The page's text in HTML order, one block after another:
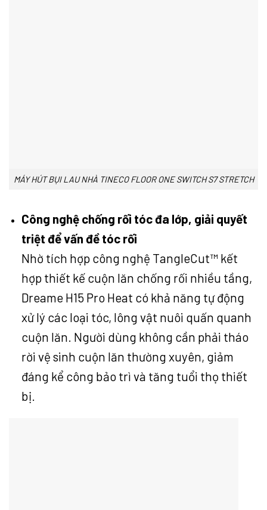
MÁY HÚT BỤI LAU NHÀ TINECO FLOOR ONE SWITCH S7 STRETCH
Công nghệ chống rối tóc đa lớp, giải quyết
triệt để vấn đề tóc rối
Nhờ tích hợp công nghệ TangleCut™ kết
hợp thiết kế cuộn lăn chống rối nhiều tầng,
Dreame H15 Pro Heat có khả năng tự động
xử lý các loại tóc, lông vật nuôi quấn quanh
cuộn lăn. Người dùng không cần phải tháo
rời vệ sinh cuộn lăn thường xuyên, giảm
đáng kể công bảo trì và tăng tuổi thọ thiết
bị.